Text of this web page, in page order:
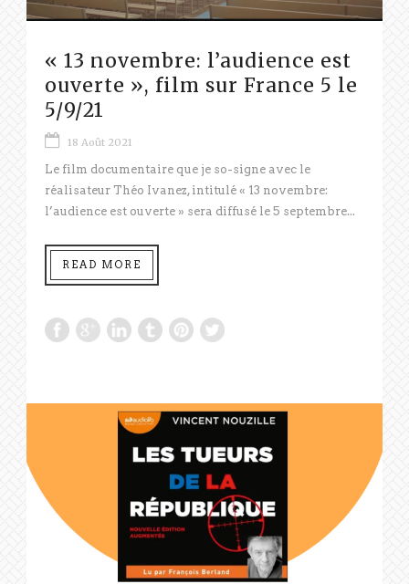
« 13 novembre: l’audience est
ouverte », film sur France 5 le
5/9/21
18 Août 2021
Le film documentaire que je so-signe avec le
réalisateur Théo Ivanez, intitulé « 13 novembre:
l’audience est ouverte » sera diffusé le 5 septembre...
READ MORE